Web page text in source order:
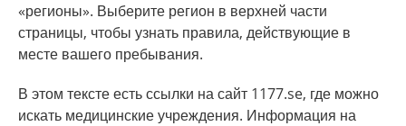
«регионы». Выберите регион в верхней части
страницы, чтобы узнать правила, действующие в
месте вашего пребывания.
В этом тексте есть ссылки на сайт 1177.se, где можно
искать медицинские учреждения. Информация на